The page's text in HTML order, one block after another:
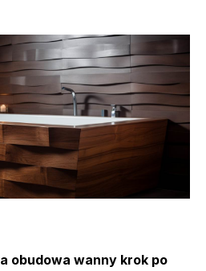
obudowa wanny krok po